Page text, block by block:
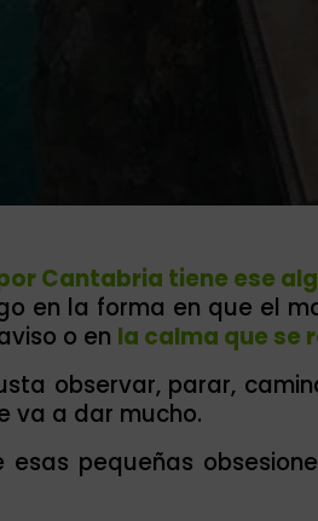
Cantabria tiene ese
en la forma en que el
o en la calma que se
observar, parar,
va a dar mucho.
esas pequeñas